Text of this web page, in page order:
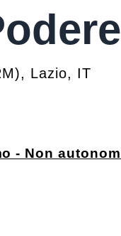
), Lazio, IT
- Non